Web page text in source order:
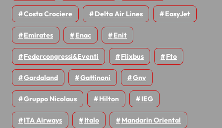
Costa Crociere Delta Air Lines EasyJet
Emirates Enac Enit
Federcongressi&eventi Flixbus Fto
Gardaland Gattinoni Gnv
Gruppo Nicolaus Hilton IEG
ITA Airways Italo Mandarin Oriental